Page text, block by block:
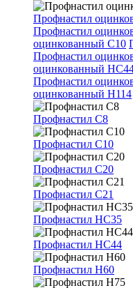
Профнастил
Профнастил
оцинкованный С10
Профнастил
оцинкованный
Профнастил
оцинкованный Н114
Профнастил С8
Профнастил С10
Профнастил С20
Профнастил С21
Профнастил НС35
Профнастил НС44
Профнастил Н60